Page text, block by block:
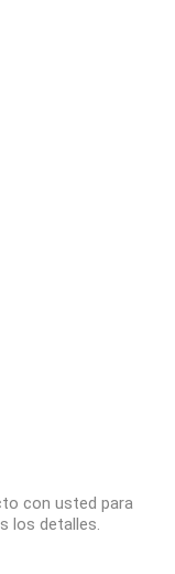
con usted para
los detalles.